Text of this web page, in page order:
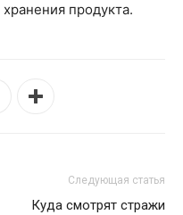
продукта.
Следующая статья
Куда смотрят стражи